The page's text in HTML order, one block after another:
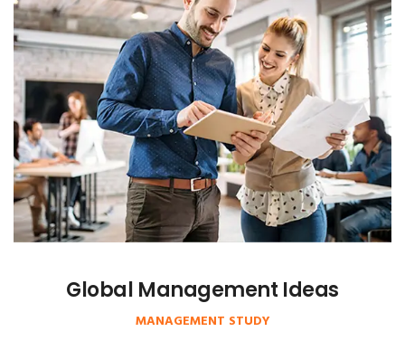
Global Management Ideas
MANAGEMENT STUDY